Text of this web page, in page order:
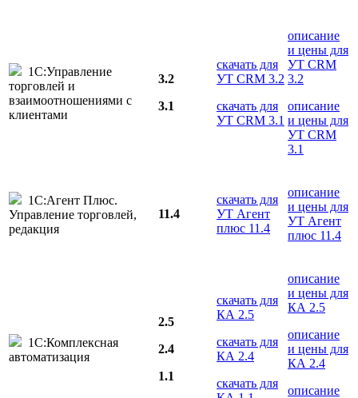
1С:Управление
торговлей и
взаимоотношениями с
клиентами
3.2
3.1
скачать для
УТ CRM 3.2
скачать для
УТ CRM 3.1
описание
и цены для
УТ CRM
3.2
описание
и цены для
УТ CRM
3.1
1С:Агент Плюс.
Управление торговлей,
редакция
11.4
скачать для
УТ Агент
плюс 11.4
описание
и цены для
УТ Агент
плюс 11.4
1С:Комплексная
автоматизация
2.5
2.4
1.1
скачать для
КА 2.5
скачать для
КА 2.4
скачать для
описание
и цены для
КА 2.5
описание
и цены для
КА 2.4
описание